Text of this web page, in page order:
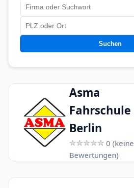
Suchen
Asma
Fahrschule
Berlin
0 (keine
Bewertungen)